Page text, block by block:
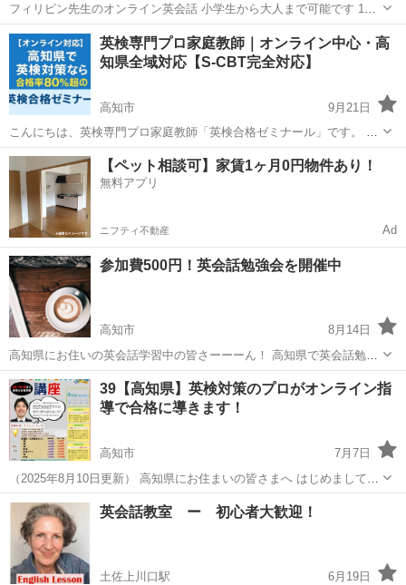
フィリピン先生のオンライン英会話 小学生から大人まで可能です 1対1
授業ので、 時間は自由に選択出来ます 学生さんの教材提供すれば、教
える事も出来ます https://brightlearners.vercel.app ...
高知 高知市 高知駅 英語 ワンコイン
英検専門プロ家庭教師｜オンライン中心・高
知県全域対応【S-CBT完全対応】
高知市
9月21日
こんにちは、英検専門プロ家庭教師「英検合格ゼミナール」です。 完
全オンライン授業中心で全国からご利用いただけますが、特に**高知
県（高知市・南国市・安芸市・四万十市・宿毛市・土佐市・香南市・
香美市など県内全域） **の生徒...
高知 高知市 1級
【ペット相談可】家賃1ヶ月0円物件あり！
無料アプリ
ニフティ不動産 Ad
参加費500円！英会話勉強会を開催中
高知市
8月14日
高知県にお住いの英会話学習中の皆さーーーん！ 高知県で英会話勉強
会開催しています！ 私たち英会話クラブは全国各地で英会話勉強会を
開催しております。 また参加者さんは英会話を上達させたいという目
標を持っている方また旅...
高知 高知市 英会話 初心者
39【高知県】英検対策のプロがオンライン指
導で合格に導きます！
高知市
7月7日
（2025年8月10日更新） 高知県にお住まいの皆さまへ はじめまして、
英検合格ゼミナールの鈴木と申します。 これまで多くの生徒さんを英
検合格に導いてきた、英検対策に特化したプロ家庭教師です。 ✅5級〜
準1級まで対応...
高知 高知市 英検 オンライン
英会話教室 ー 初心者大歓迎！
土佐上川口駅
6月19日